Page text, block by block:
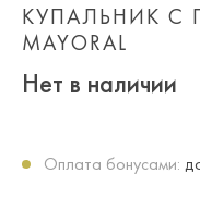
КУПАЛЬНИК С
MAYORAL
Нет в наличии
Оплата бонусами: